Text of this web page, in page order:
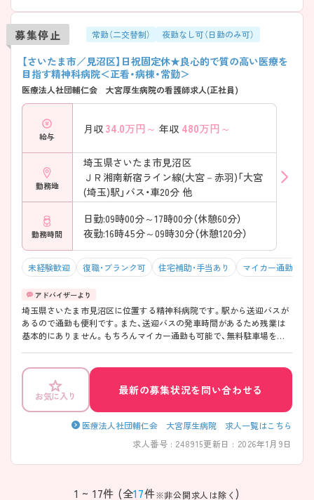
募集停止 常勤（二交替制） 夜勤なし可（日勤のみ可）
【さいたま市／見沼区】日祝固定休★良心的で質の高い医療を
目指す精神科病院＜正看・病棟・常勤＞
医療法人社団輔仁会 大宮厚生病院の看護師求人(正社員)
給与
月収 34.0万円～ 年収 480万円～
勤務地
埼玉県さいたま市見沼区
ＪＲ湘南新宿ライン線(大宮－赤羽)「大宮
(埼玉)駅」バス・車20分 他
勤務時間
日勤:09時00分～17時00分（休憩60分）
夜勤:16時45分～09時30分（休憩120分）
未経験歓迎 復職・ブランク可 住宅補助・手当あり マイカー通勤可・
埼玉県さいたま市見沼区に位置する精神科病院です。駅から送迎バスが
あるので通勤も便利です。また、送迎バスの発車時間があるため残業は
基本的にありません。もちろんマイカー通勤も可能で、無料駐車場を完
に詳細をお話しいたしますのでお気軽にご相談ください。
お気に入り
最新の募集状況を問い合わせる
医療法人社団輔仁会 大宮厚生病院 求人一覧はこちら
求人番号 : 248915更新日 : 2026年1月9日
1 ~ 17件 (全17件※非公開求人は除く )